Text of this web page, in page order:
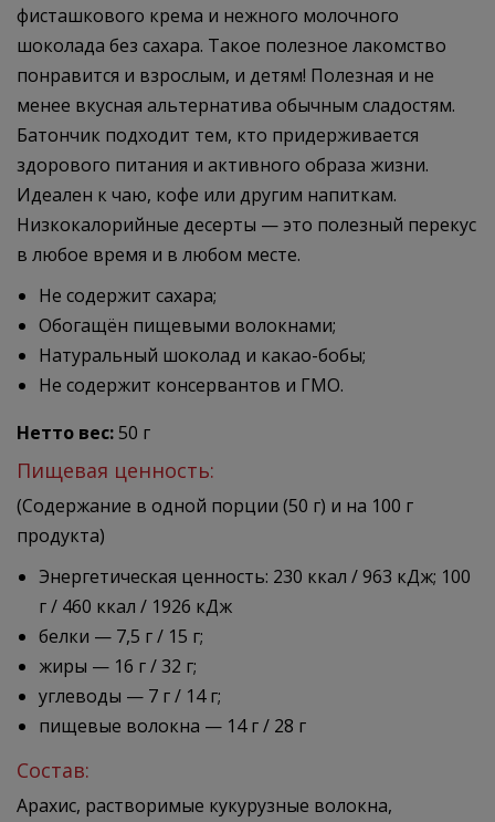
фисташкового крема и нежного молочного
шоколада без сахара. Такое полезное лакомство
понравится и взрослым, и детям! Полезная и не
менее вкусная альтернатива обычным сладостям.
Батончик подходит тем, кто придерживается
здорового питания и активного образа жизни.
Идеален к чаю, кофе или другим напиткам.
Низкокалорийные десерты — это полезный перекус
в любое время и в любом месте.
Не содержит сахара;
Обогащён пищевыми волокнами;
Натуральный шоколад и какао-бобы;
Не содержит консервантов и ГМО.
Нетто вес:50 г
Пищевая ценность:
(Содержание в одной порции (50 г) и на 100 г
продукта)
Энергетическая ценность: 230 ккал / 963 кДж; 100
г / 460 ккал / 1926 кДж
белки — 7,5 г / 15 г;
жиры — 16 г / 32 г;
углеводы — 7 г / 14 г;
пищевые волокна — 14 г / 28 г
Состав:
Арахис, растворимые кукурузные волокна,